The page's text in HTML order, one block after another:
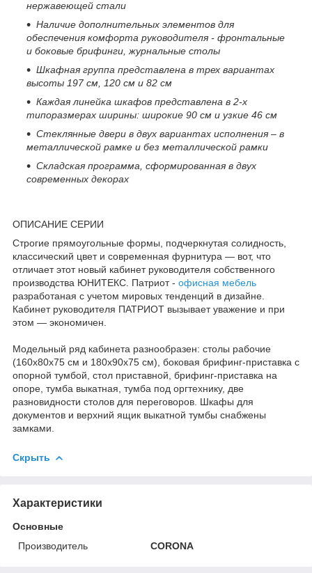
нержавеющей стали
Наличие дополнительных элементов для
обеспечения комфорта руководителя - фронтальные
и боковые брифинги, журнальные столы
Шкафная группа представлена в трех вариантах
высоты 197 см, 120 см и 82 см
Каждая линейка шкафов представлена в 2-х
типоразмерах ширины: широкие 90 см и узкие 46 см
Стеклянные двери в двух вариантах исполнения – в
металлической рамке и без металлической рамки
Складская программа, сформированная в двух
современных декорах
ОПИСАНИЕ СЕРИИ
Строгие прямоугольные формы, подчеркнутая солидность,
классический цвет и современная фурнитура — вот, что
отличает этот новый кабинет руководителя собственного
производства ЮНИТЕКС. Патриот - офисная мебель
разработаная с учетом мировых тенденций в дизайне.
Кабинет руководителя ПАТРИОТ вызывает уважение и при
этом — экономичен.
Модельный ряд кабинета разнообразен: столы рабочие
(160х80х75 см и 180х90х75 см), боковая брифинг-приставка с
опорной тумбой, стол приставной, брифинг-приставка на
опоре, тумба выкатная, тумба под оргтехнику, две
разновидности столов для переговоров. Шкафы для
документов и верхний ящик выкатной тумбы снабжены
замками.
Скрыть
Характеристики
Основные
Производитель
CORONA